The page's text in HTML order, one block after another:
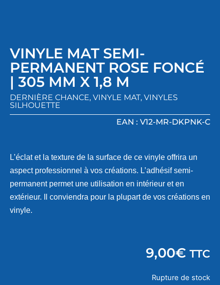
VINYLE MAT SEMI-
PERMANENT ROSE FONCÉ
| 305 MM X 1,8 M
DERNIÈRE CHANCE, VINYLE MAT, VINYLES
SILHOUETTE
EAN : V12-MR-DKPNK-C
L’éclat et la texture de la surface de ce vinyle offrira un
aspect professionnel à vos créations. L’adhésif semi-
permanent permet une utilisation en intérieur et en
extérieur. Il conviendra pour la plupart de vos créations en
vinyle.
9,00€ TTC
Rupture de stock